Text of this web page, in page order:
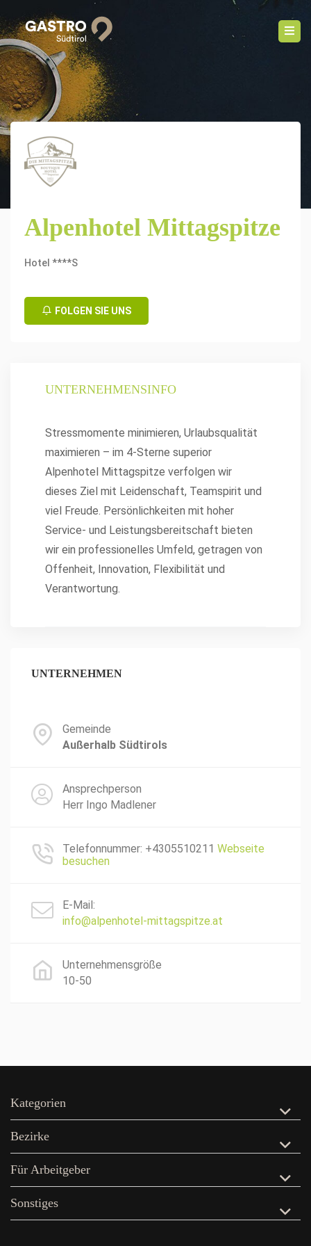
Alpenhotel Mittagspitze
Hotel ****S
FOLGEN SIE UNS
UNTERNEHMENSINFO
Stressmomente minimieren, Urlaubsqualität
maximieren – im 4-Sterne superior
Alpenhotel Mittagspitze verfolgen wir
dieses Ziel mit Leidenschaft, Teamspirit und
viel Freude. Persönlichkeiten mit hoher
Service- und Leistungsbereitschaft bieten
wir ein professionelles Umfeld, getragen von
Offenheit, Innovation, Flexibilität und
Verantwortung.
UNTERNEHMEN
Gemeinde
Außerhalb Südtirols
Ansprechperson
Herr Ingo Madlener
Telefonnummer: +4305510211 Webseite
besuchen
E-Mail:
info@alpenhotel-mittagspitze.at
Unternehmensgröße
10-50
Kategorien
Bezirke
Für Arbeitgeber
Sonstiges